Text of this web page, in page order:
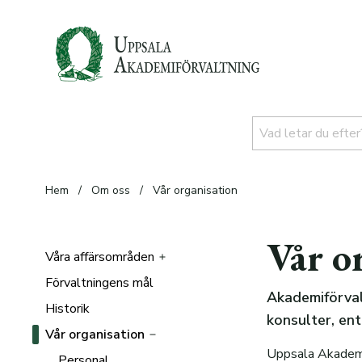
Hem / Om oss / Vår organisation
Våra affärsområden
Stadsfastighetsförvaltning
Alla fastigheter
Personal
Skogsförvaltning
Certifiering
Jordbruksförvaltning
Förvaltningens mål
Historik
Vår organisation
Vår
konsulter,
Uppsala